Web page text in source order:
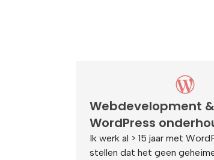
Webdevelopment &
WordPress
Ik werk al > 15 jaar met
stellen dat het geen